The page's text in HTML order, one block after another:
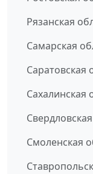
Рязанская
Самарская
Саратовская
Сахалинская
Смоленская